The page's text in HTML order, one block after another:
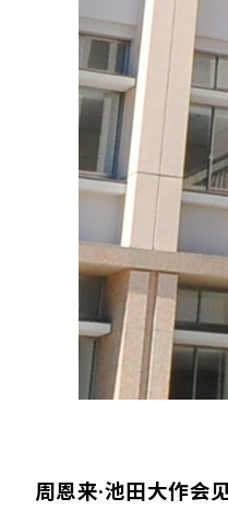
周恩来·池田大作会